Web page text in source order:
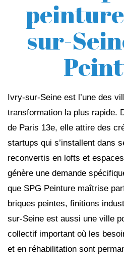
sur-
Ivry-sur-Seine est l’une des
transformation la plus rapide.
de Paris 13e, elle attire des
startups qui s’installent dans
reconvertis en lofts et
génère une demande
que SPG Peinture maîtrise
briques peintes, finitions
sur-Seine est aussi une ville
collectif important où les
et en réhabilitation sont